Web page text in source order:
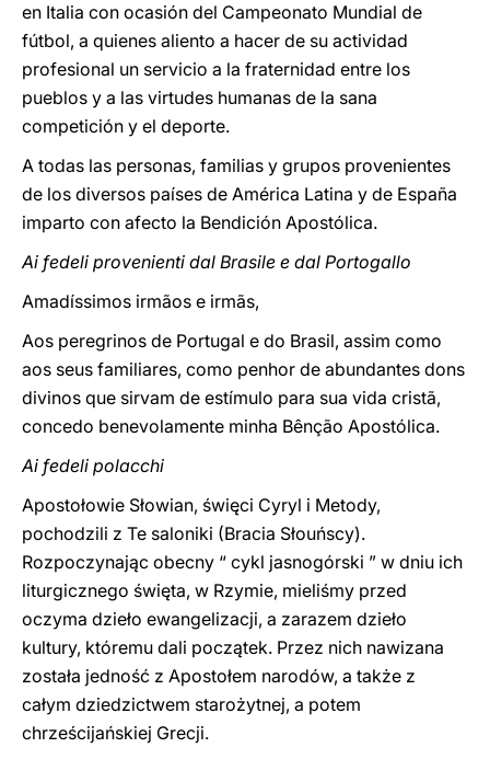
en Italia con ocasión del Campeonato Mundial de
fútbol, a quienes aliento a hacer de su actividad
profesional un servicio a la fraternidad entre los
pueblos y a las virtudes humanas de la sana
competición y el deporte.
A todas las personas, familias y grupos provenientes
de los diversos países de América Latina y de España
imparto con afecto la Bendición Apostólica.
Ai fedeli provenienti dal Brasile e dal Portogallo
Amadíssimos irmãos e irmãs,
Aos peregrinos de Portugal e do Brasil, assim como
aos seus familiares, como penhor de abundantes dons
divinos que sirvam de estímulo para sua vida cristã,
concedo benevolamente minha Bênção Apostólica.
Ai fedeli polacchi
Apostołowie Słowian, święci Cyryl i Metody,
pochodzili z Te saloniki (Bracia Słouńscy).
Rozpoczynając obecny “ cykl jasnogórski ” w dniu ich
liturgicznego święta, w Rzymie, mieliśmy przed
oczyma dzieło ewangelizacji, a zarazem dzieło
kultury, któremu dali początek. Przez nich nawizana
została jedność z Apostołem narodów, a także z
całym dziedzictwem starożytnej, a potem
chrześcijańskiej Grecji.